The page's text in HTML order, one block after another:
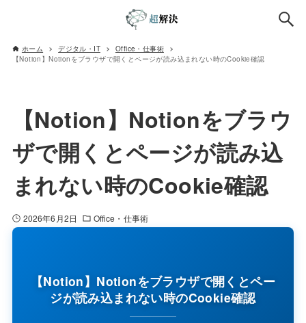
ホーム デジタル・IT
Office・仕事術
【Notion】Notionをブラウザで開くとページが読み込まれない時のCookie確認
【Notion】Notionをブラウ
ザで開くとページが読み込
まれない時のCookie確認
2026年6月2日 Office・仕事術
【Notion】Notionをブラウザで開くとペー
ジが読み込まれない時のCookie確認